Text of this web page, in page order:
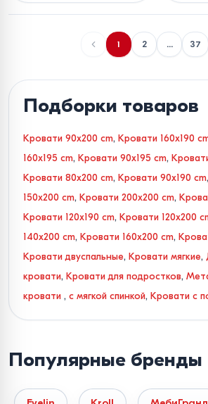
1 2 ... 37
Подборки товаров
Кровати 90x200 cm, Кровати 160x190
160x195 cm, Кровати 90x195 cm,
Кровати 80x200 cm, Кровати 90x190 cm,
150x200 cm, Кровати 200x200 cm,
Кровати 120x190 cm, Кровати 120x200
140x200 cm, Кровати 160x200 cm,
Кровати двуспальные, Кровати мягкие,
кровати, Кровати для подростков,
кровати , с мягкой спинкой, Кровати с
Кровати с каркасом и ламелями ,
Популярные бренды